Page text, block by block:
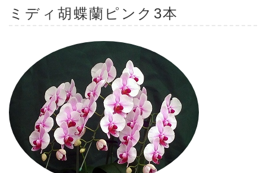
ミディ胡蝶蘭 ピンク 3本